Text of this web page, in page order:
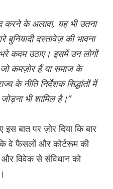
करने के अलावा, यह भी उतना
बुनियादी दस्तावेज़ की भावना
कदम उठाए। इसमें उन लोगों
जो कमज़ोर हैं या समाज के
के नीति निर्देशक सिद्धांतों में
भी शामिल है।”
बात पर ज़ोर दिया कि बार
वे फैसलों और कोर्टरूम की
विवेक से संविधान को